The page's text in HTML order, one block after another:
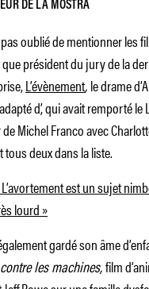
DE LA MOSTRA
oublié de mentionner les
président du jury de la
L’évènement,le drame
d’, qui avait remporté le
Michel Franco avec
deux dans la liste.
est un sujet
lourd »
gardé son âme
les machines,film